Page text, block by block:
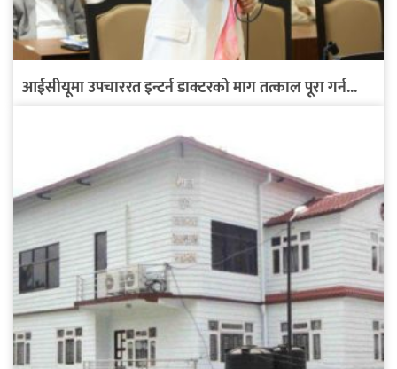
आईसीयूमा उपचाररत इन्टर्न डाक्टरको माग तत्काल पूरा गर्न...